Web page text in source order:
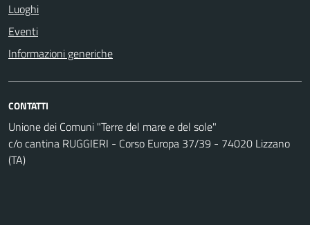
Luoghi
Eventi
Informazioni generiche
CONTATTI
Unione dei Comuni "Terre del mare e del sole"
c/o cantina RUGGIERI - Corso Europa 37/39 - 74020 Lizzano
(TA)